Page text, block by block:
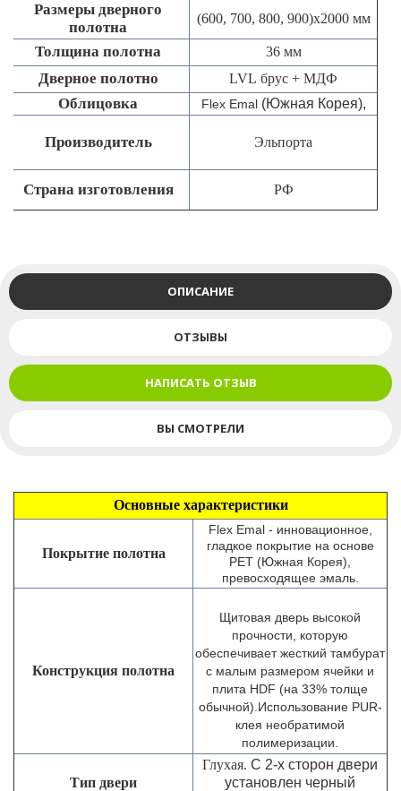
Размеры дверного
полотна
(600, 700, 800, 900)x2000 мм
Толщина полотна 36 мм
Дверное полотно LVL брус + МДФ
Облицовка Flex Emal(Южная Корея),
Производитель Эльпорта
Страна изготовления РФ
ОПИСАНИЕ
ОТЗЫВЫ
НАПИСАТЬ ОТЗЫВ
ВЫ СМОТРЕЛИ
Основные характеристики
Покрытие полотна
Flex Emal - инновационное,
гладкое покрытие на основе
PET (Южная Корея),
превосходящее эмаль.
Конструкция полотна
Щитовая дверь высокой
прочности, которую
обеспечивает жесткий тамбурат
с малым размером ячейки и
плита HDF (на 33% толще
обычной). Использование PUR-
клея необратимой
полимеризации.
Тип двери
Глухая. С 2-х сторон двери
установлен черный